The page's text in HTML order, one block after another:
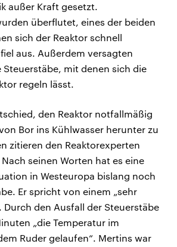
außer Kraft gesetzt.
überflutet, eines der beiden
sich der Reaktor schnell
aus. Außerdem versagten
mit denen sich die
regeln lässt.
den Reaktor notfallmäßig
Bor ins Kühlwasser herunter zu
zitieren den Reaktorexperten
seinen Worten hat es eine
in Westeuropa bislang noch
Er spricht von einem „sehr
Durch den Ausfall der Steuerstäbe
„die Temperatur im
Ruder gelaufen“. Mertins war